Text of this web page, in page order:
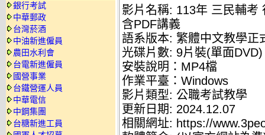
銀行考試
中華郵政
台灣菸酒
中油新進僱員
農田水利會
台電新進僱員
國營事業
台鐵營運人員
中華電信
中鋼集團
台糖新進工員
影片名稱: 113年 三民輔考
含PDF講義
語系版本: 繁體中文教學正
光碟片數: 9片裝(單面DVD)
安裝說明：MP4檔
作業平臺：Windows
影片類型: 公職考試教學
更新日期: 2024.12.07
相關網址: https://